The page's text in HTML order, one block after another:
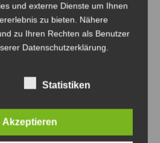
die ebenfalls einen Beitrag in
möchten, sind herzlich
unseres Teams und helfen
Feuerwehr zu stärken!“ Dabei
eine deutliche Verbesserung
und externe Dienste um Ihnen
zu bieten. Nähere
zu Ihren Rechten als Benutzer
Datenschutzerklärung.
Statistiken
Akzeptieren